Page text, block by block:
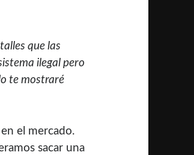
que las
ilegal pero
te mostraré
el mercado.
sacar una